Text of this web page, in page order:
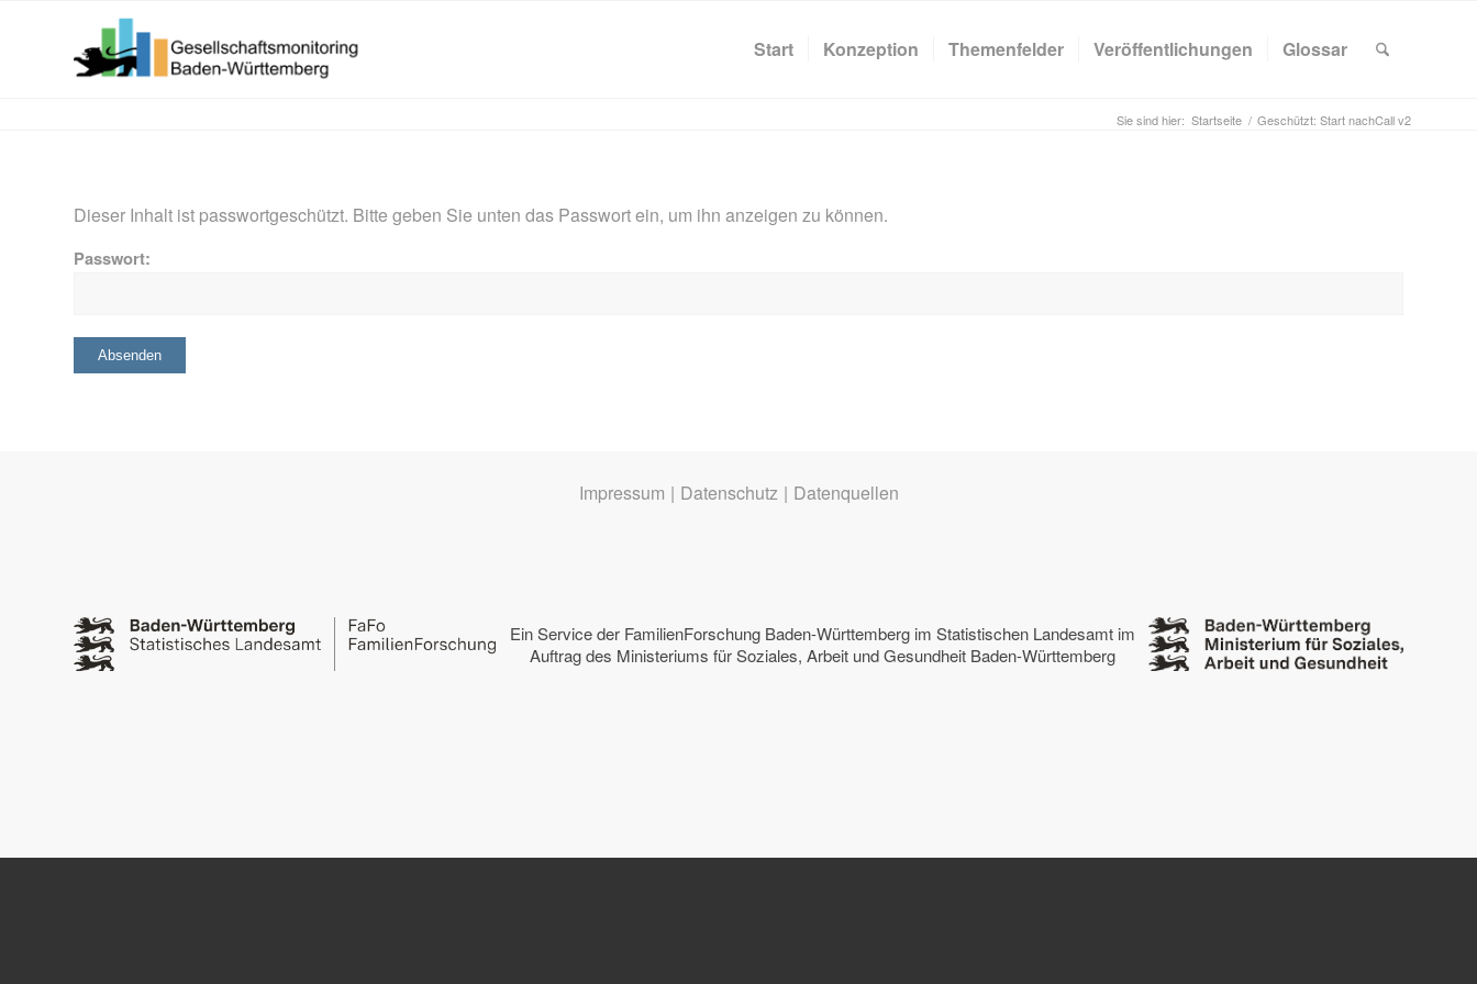
Start Konzeption Themenfelder Veröffentlichungen Glossar
Sie sind hier: Startseite / Geschützt: Start nachCall v2
Dieser Inhalt ist passwortgeschützt. Bitte geben Sie unten das Passwort ein, um ihn anzeigen zu können.
Passwort:
Impressum | Datenschutz | Datenquellen
Ein Service der FamilienForschung Baden-Württembergim Statistischen Landesamt im
Auftrag des Ministeriums für Soziales, Arbeit und Gesundheit Baden-Württemberg